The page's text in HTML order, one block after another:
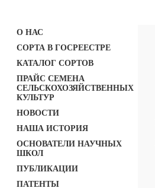
О НАС
СОРТА В ГОСРЕЕСТРЕ
КАТАЛОГ СОРТОВ
ПРАЙС СЕМЕНА
СЕЛЬСКОХОЗЯЙСТВЕННЫХ
КУЛЬТУР
НОВОСТИ
НАША ИСТОРИЯ
ОСНОВАТЕЛИ НАУЧНЫХ
ШКОЛ
ПУБЛИКАЦИИ
ПАТЕНТЫ